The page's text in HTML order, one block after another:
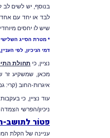
בנוסף, יש לשים לב
לבד או יחד עם אחד, ב-10% לפחות באחד או יותר מאמצעי-השליטה) בתאגיד
שיש לו יחסים
* מטרת הסייג
דמי הניכיון, לפי
נציין, כי תחולת
איגרות-החוב (קרי: גם אם רכש את האיגרות לפני
ניכיון/הפרשי הצמדה
פטוֹר לתושב-
עניינה של הקלת המס